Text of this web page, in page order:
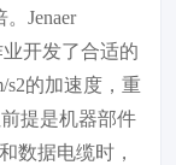
Jenaer
业开发了合适的
s2的加速度，重
提是机器部件
数据电缆时，